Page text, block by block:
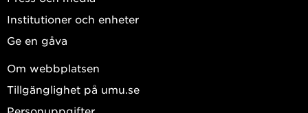
Institutioner och enheter
Ge en gåva
Om webbplatsen
Tillgänglighet på umu.se